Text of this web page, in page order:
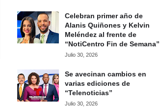
Celebran primer año de
Alanis Quiñones y Kelvin
Meléndez al frente de
“NotiCentro Fin de Semana”
Julio 30, 2026
Se avecinan cambios en
varias ediciones de
“Telenoticias”
Julio 30, 2026